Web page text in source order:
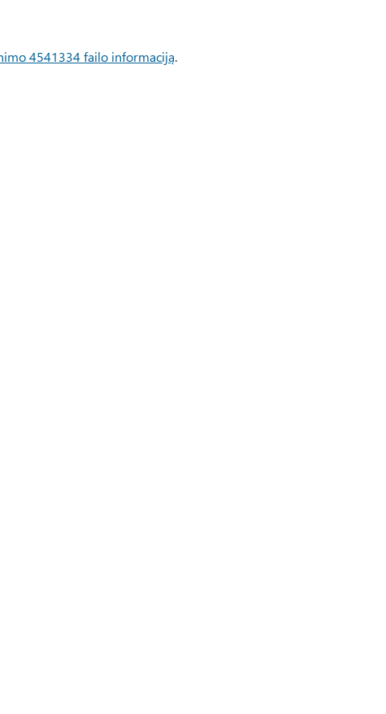
4541334 failo informaciją.